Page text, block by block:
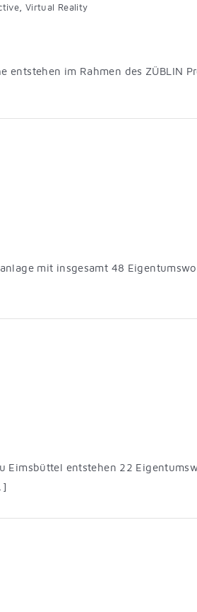
, Virtual Reality
entstehen im Rahmen des ZÜBLIN
mit insgesamt 48
Eimsbüttel entstehen 22